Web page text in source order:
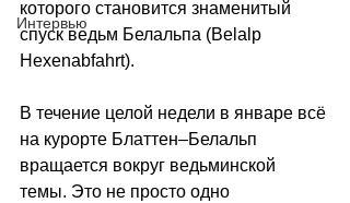
Интервью
которого становится знаменитый
спуск ведьм Белальпа (Belalp
Hexenabfahrt).
В течение целой недели в январе всё
на курорте Блаттен–Белальп
вращается вокруг ведьминской
темы. Это не просто одно